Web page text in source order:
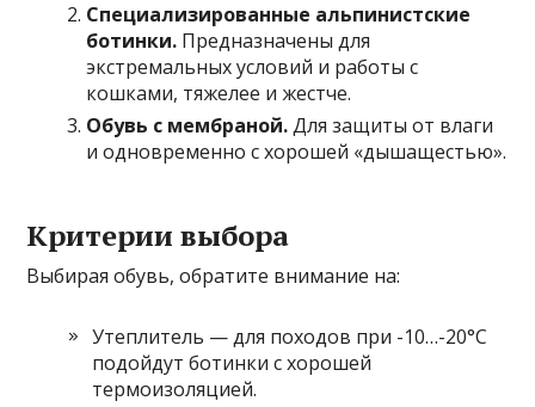
Специализированные альпинистские
ботинки. Предназначены для
экстремальных условий и работы с
кошками, тяжелее и жестче.
Обувь с мембраной.Для защиты от влаги
и одновременно c хорошей «дышащестью».
Критерии выбора
Выбирая обувь, обратите внимание на:
Утеплитель — для походов при -10…-20°С
подойдут ботинки с хорошей
термоизоляцией.